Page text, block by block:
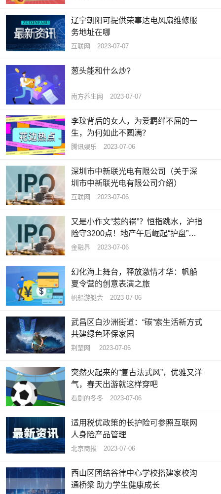
辽宁朝阳可提供荣事达电风扇维修服
务地址在哪
互联网 2023-07-07
葱头能和什么炒?
南方养生网 2023-07-07
李玟背后的女人，为爱羁绊不屈的一
生，为何如此不圆满？
腾讯娱乐 2023-07-06
深圳市中新联光电有限公司（关于深
圳市中新联光电有限公司介绍）
互联网 2023-07-06
又是小作文“惹的祸”？恒指跳水，沪指
险守3200点！地产午后崛起“护盘”，
地产ETF（159707）逆市涨0.50%
金融界 2023-07-06
幻化海上舞台，释放激情才华：帆船
夏令营的创意表演之旅
帆船游艇会 2023-07-06
武昌区白沙洲街道：“碳”索生活新方式
共建绿色环保家园
荆楚网 ​ 2023-07-06
突然火起来的“复古法式风”，优雅又洋
气，春天出游就这样穿吧
看剧的冬冬 2023-07-06
适用税优政策的长护险可参照互联网
人身险产品管理
北京商报 2023-07-06
西山区团结谷律中心学校搭建家校沟
通桥梁 助力学生健康成长